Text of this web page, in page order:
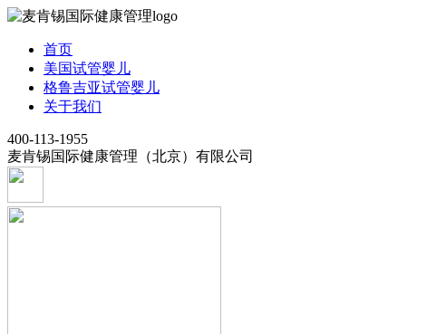
首页
美国试管婴儿
格鲁吉亚试管婴儿
关于我们
400-113-1955
麦肯锡国际健康管理（北京）有限公司